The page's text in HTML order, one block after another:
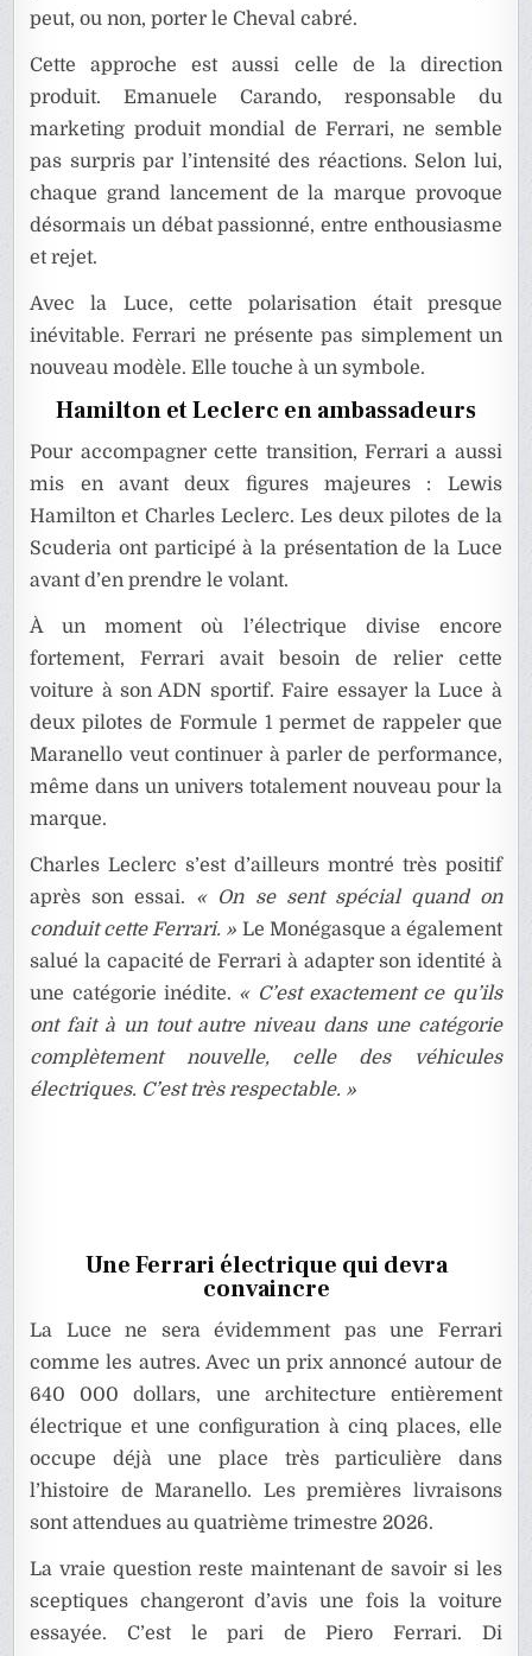
peut, ou non, porter le Cheval cabré.
Cette approche est aussi celle de la direction
produit. Emanuele Carando, responsable du
marketing produit mondial de Ferrari, ne semble
pas surpris par l’intensité des réactions. Selon lui,
chaque grand lancement de la marque provoque
désormais un débat passionné, entre enthousiasme
et rejet.
Avec la Luce, cette polarisation était presque
inévitable. Ferrari ne présente pas simplement un
nouveau modèle. Elle touche à un symbole.
Hamilton et Leclerc en ambassadeurs
Pour accompagner cette transition, Ferrari a aussi
mis en avant deux figures majeures : Lewis
Hamilton et Charles Leclerc. Les deux pilotes de la
Scuderia ont participé à la présentation de la Luce
avant d’en prendre le volant.
À un moment où l’électrique divise encore
fortement, Ferrari avait besoin de relier cette
voiture à son ADN sportif. Faire essayer la Luce à
deux pilotes de Formule 1 permet de rappeler que
Maranello veut continuer à parler de performance,
même dans un univers totalement nouveau pour la
marque.
Charles Leclerc s’est d’ailleurs montré très positif
après son essai. « On se sent spécial quand on
conduit cette Ferrari. » Le Monégasque a également
salué la capacité de Ferrari à adapter son identité à
une catégorie inédite. « C’est exactement ce qu’ils
ont fait à un tout autre niveau dans une catégorie
complètement nouvelle, celle des véhicules
électriques. C’est très respectable. »
Une Ferrari électrique qui devra
convaincre
La Luce ne sera évidemment pas une Ferrari
comme les autres. Avec un prix annoncé autour de
640 000 dollars, une architecture entièrement
électrique et une configuration à cinq places, elle
occupe déjà une place très particulière dans
l’histoire de Maranello. Les premières livraisons
sont attendues au quatrième trimestre 2026.
La vraie question reste maintenant de savoir si les
sceptiques changeront d’avis une fois la voiture
essayée. C’est le pari de Piero Ferrari. Di